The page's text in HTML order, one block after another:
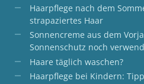
Haarpflege nach dem
strapaziertes Haar
Sonnencreme aus dem
Sonnenschutz noch
Haare täglich waschen?
Haarpflege bei Kindern: